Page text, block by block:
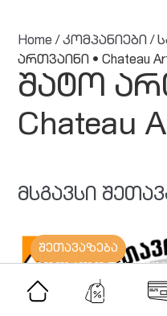
Home /კომპანიები /
ართვაინი • Chateau
შატო
Chateau
მსგავსი
შეთავაზება